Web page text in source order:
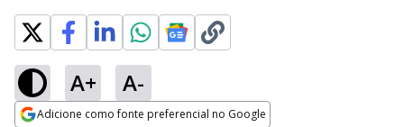
A+ A-
Adicione como fonte preferencial no Google